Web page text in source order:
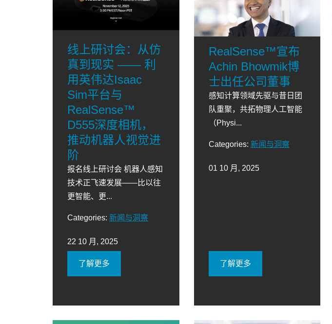
线上研讨会：从仿
真到现实 —— 利
用英伟达Isaac
Sim平台与
RealSense™
D555深度相机，
推动机器人视觉进
阶
报名线上研讨会 机器人感知
技术正飞速发展——比以往
更智能、更...
Categories: 新闻与洞察
22 10 月, 2025
了解更多
RealSense™宣布
Achin Bhowmik博
士出任公司董事
感知计算领域先驱与昔日团
队重聚，共拓物理人工智能
（Physi...
Categories: 新闻与洞察
01 10 月, 2025
了解更多